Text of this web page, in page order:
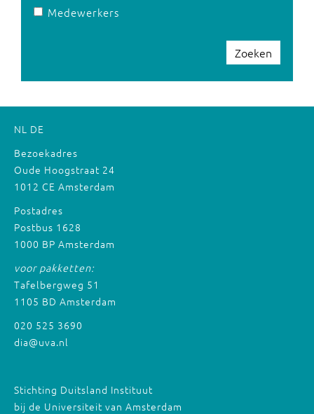
Medewerkers
Zoeken
NL DE
Bezoekadres
Oude Hoogstraat 24
1012 CE Amsterdam
Postadres
Postbus 1628
1000 BP Amsterdam
voor pakketten:
Tafelbergweg 51
1105 BD Amsterdam
020 525 3690
dia@uva.nl
Stichting Duitsland Instituut
bij de Universiteit van Amsterdam